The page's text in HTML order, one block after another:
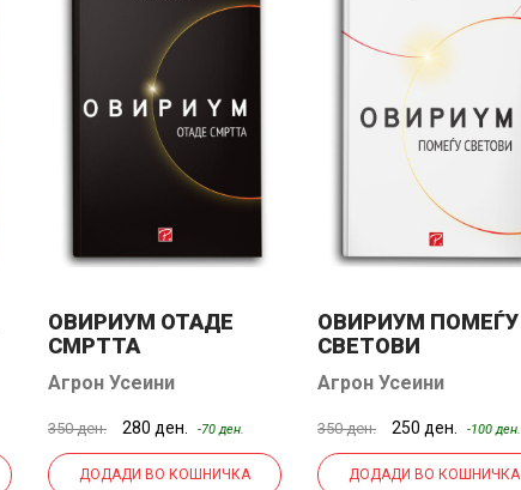
ОВИРИУМ ОТАДЕ
СМРТТА
Агрон Усеини
350 ден. 280 ден. -70 ден.
ДОДАДИ ВО КОШНИЧКА
ОВИРИУМ ПОМЕЃУ
СВЕТОВИ
Агрон Усеини
350 ден. 250 ден. -100 ден.
ДОДАДИ ВО КОШНИЧКА